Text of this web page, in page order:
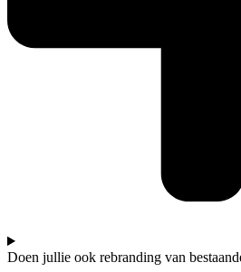
Doen jullie ook rebranding van